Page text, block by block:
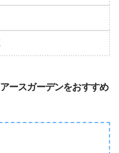
ースガーデンをおすすめ